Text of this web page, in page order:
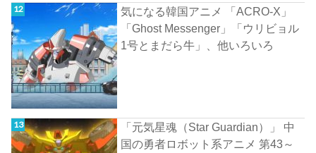
気になる韓国アニメ 「ACRO-X」
「Ghost Messenger」「ウリビョル
1号とまだら牛」、他いろいろ
「元気星魂（Star Guardian）」 中
国の勇者ロボット系アニメ 第43～